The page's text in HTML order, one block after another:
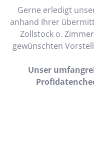
Gerne erledigt
anhand Ihrer
Zollstock o.
gewünschten
Unser